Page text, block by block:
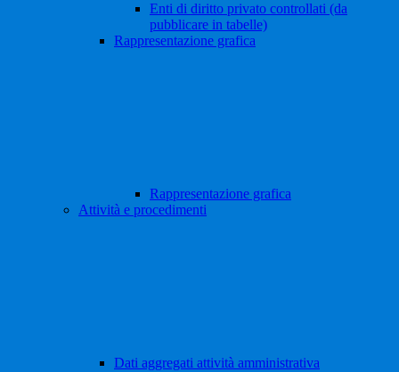
Enti di diritto privato controllati (da
pubblicare in tabelle)
Rappresentazione grafica
Rappresentazione grafica
Attività e procedimenti
Dati aggregati attività amministrativa